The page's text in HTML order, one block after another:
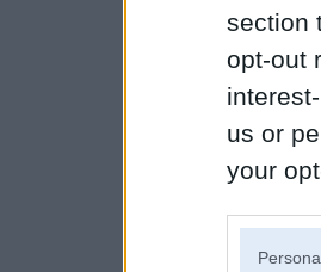
section
opt-out
us or
your